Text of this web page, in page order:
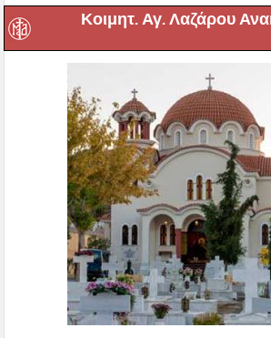
Κοιμητ. Αγ. Λαζάρου